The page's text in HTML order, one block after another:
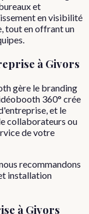
et
en visibilité
tout en offrant un
à Givors
gère le branding
360° crée
et le
collaborateurs ou
de votre
nous recommandons
installation
à Givors